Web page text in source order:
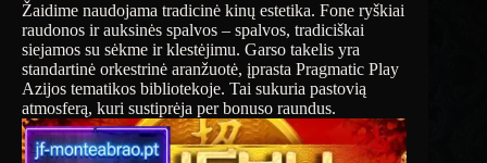
Žaidime naudojama tradicinė kinų estetika. Fone ryškiai
raudonos ir auksinės spalvos – spalvos, tradiciškai
siejamos su sėkme ir klestėjimu. Garso takelis yra
standartinė orkestrinė aranžuotė, įprasta Pragmatic Play
Azijos tematikos bibliotekoje. Tai sukuria pastovią
atmosferą, kuri sustiprėja per bonuso raundus.